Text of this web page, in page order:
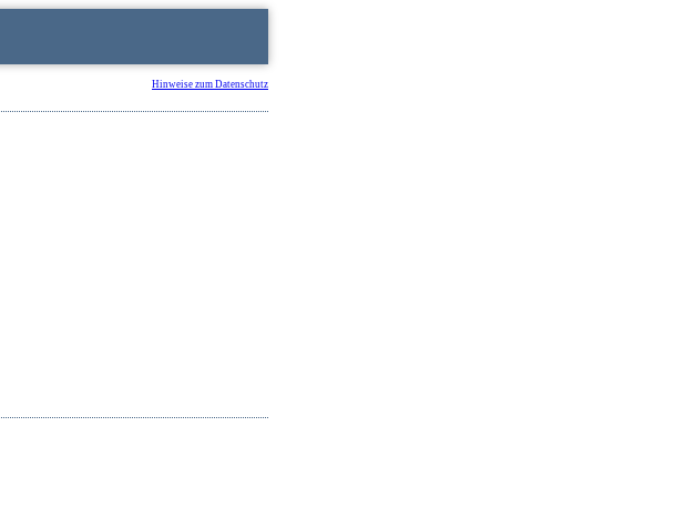
Hinweise zum Datenschutz